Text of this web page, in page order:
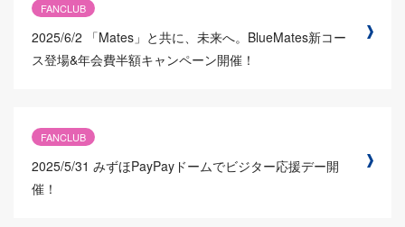
FANCLUB
2025/6/2
「Mates」と共に、未来へ。BlueMates新コー
ス登場&年会費半額キャンペーン開催！
FANCLUB
2025/5/31 みずほPayPayドームでビジター応援デー開
催！